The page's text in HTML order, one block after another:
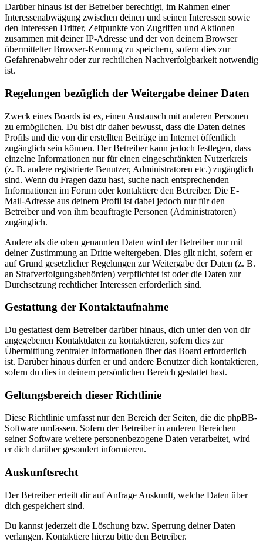
Darüber hinaus ist der Betreiber berechtigt, im Rahmen einer
Interessenabwägung zwischen deinen und seinen Interessen sowie
den Interessen Dritter, Zeitpunkte von Zugriffen und Aktionen
zusammen mit deiner IP-Adresse und der von deinem Browser
übermittelter Browser-Kennung zu speichern, sofern dies zur
Gefahrenabwehr oder zur rechtlichen Nachverfolgbarkeit notwendig
ist.
Regelungen bezüglich der Weitergabe deiner Daten
Zweck eines Boards ist es, einen Austausch mit anderen Personen
zu ermöglichen. Du bist dir daher bewusst, dass die Daten deines
Profils und die von dir erstellten Beiträge im Internet öffentlich
zugänglich sein können. Der Betreiber kann jedoch festlegen, dass
einzelne Informationen nur für einen eingeschränkten Nutzerkreis
(z. B. andere registrierte Benutzer, Administratoren etc.) zugänglich
sind. Wenn du Fragen dazu hast, suche nach entsprechenden
Informationen im Forum oder kontaktiere den Betreiber. Die E-
Mail-Adresse aus deinem Profil ist dabei jedoch nur für den
Betreiber und von ihm beauftragte Personen (Administratoren)
zugänglich.
Andere als die oben genannten Daten wird der Betreiber nur mit
deiner Zustimmung an Dritte weitergeben. Dies gilt nicht, sofern er
auf Grund gesetzlicher Regelungen zur Weitergabe der Daten (z. B.
an Strafverfolgungsbehörden) verpflichtet ist oder die Daten zur
Durchsetzung rechtlicher Interessen erforderlich sind.
Gestattung der Kontaktaufnahme
Du gestattest dem Betreiber darüber hinaus, dich unter den von dir
angegebenen Kontaktdaten zu kontaktieren, sofern dies zur
Übermittlung zentraler Informationen über das Board erforderlich
ist. Darüber hinaus dürfen er und andere Benutzer dich kontaktieren,
sofern du dies in deinem persönlichen Bereich gestattet hast.
Geltungsbereich dieser Richtlinie
Diese Richtlinie umfasst nur den Bereich der Seiten, die die phpBB-
Software umfassen. Sofern der Betreiber in anderen Bereichen
seiner Software weitere personenbezogene Daten verarbeitet, wird
er dich darüber gesondert informieren.
Auskunftsrecht
Der Betreiber erteilt dir auf Anfrage Auskunft, welche Daten über
dich gespeichert sind.
Du kannst jederzeit die Löschung bzw. Sperrung deiner Daten
verlangen. Kontaktiere hierzu bitte den Betreiber.